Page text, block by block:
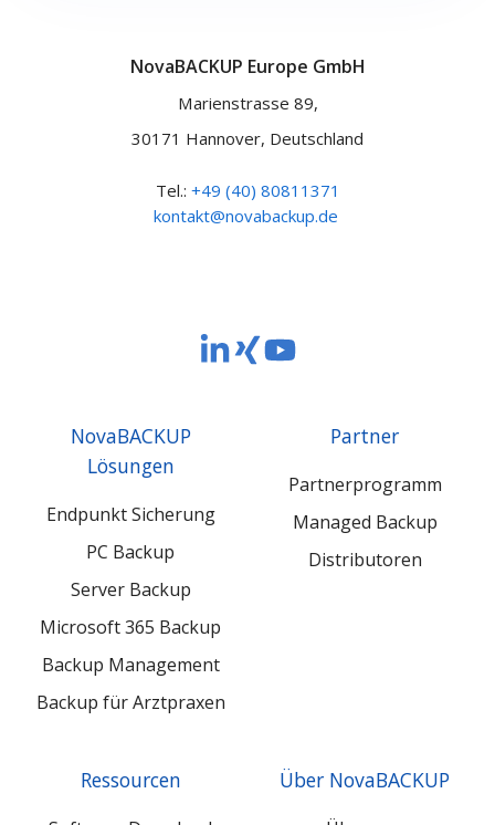
NovaBACKUP Europe GmbH
Marienstrasse 89,
30171 Hannover, Deutschland
Tel.: +49 (40) 80811371
kontakt@novabackup.de
NovaBACKUP
NovaBACKUP
NovaBACKUP
YouTube
NovaBACKUP
Lösungen
Endpunkt Sicherung
PC Backup
Server Backup
Microsoft 365 Backup
Backup Management
Backup für Arztpraxen
Partner
Partnerprogramm
Managed Backup
Distributoren
Ressourcen Über NovaBACKUP